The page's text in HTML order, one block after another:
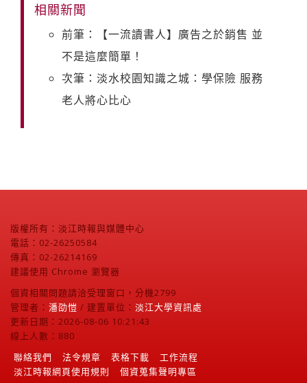
相關新聞
前筆：【一流讀書人】廣告之於銷售 並
不是這麼簡單！
次筆：淡水校園知識之城：學保險 服務
老人將心比心
版權所有：淡江時報與媒體中心
電話：02-26250584
傳真：02-26214169
建議使用 Chrome 瀏覽器
個資相關問題請洽受理窗口，分機2799
管理者： 潘劭愷 / 建置單位： 淡江大學資訊處
更新日期：2026-08-06 10:21:43
線上人數：880
聯絡我們
法令規章 表格下載
工作流程
淡江時報網頁使用規則
個資蒐集聲明專區